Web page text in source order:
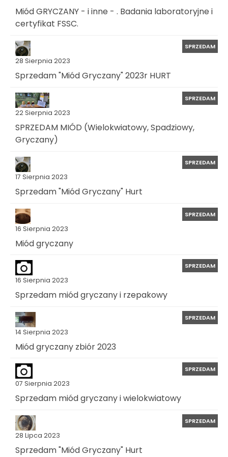
Miód GRYCZANY - i inne - . Badania laboratoryjne i
certyfikat FSSC.
28 Sierpnia 2023
SPRZEDAM
Sprzedam "Miód Gryczany" 2023r HURT
22 Sierpnia 2023
SPRZEDAM
SPRZEDAM MIÓD (Wielokwiatowy, Spadziowy,
Gryczany)
17 Sierpnia 2023
SPRZEDAM
Sprzedam "Miód Gryczany" Hurt
16 Sierpnia 2023
SPRZEDAM
Miód gryczany
16 Sierpnia 2023
SPRZEDAM
Sprzedam miód gryczany i rzepakowy
14 Sierpnia 2023
SPRZEDAM
Miód gryczany zbiór 2023
07 Sierpnia 2023
SPRZEDAM
Sprzedam miód gryczany i wielokwiatowy
28 Lipca 2023
SPRZEDAM
Sprzedam "Miód Gryczany" Hurt